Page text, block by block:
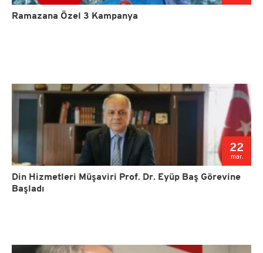
Ramazana Özel 3 Kampanya
22
mar.
Din Hizmetleri Müşaviri Prof. Dr. Eyüp Baş Görevine
Başladı